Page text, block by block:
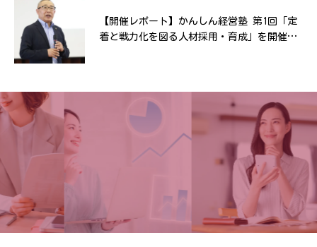
【開催レポート】かんしん経営塾 第1回「定
着と戦力化を図る人材採用・育成」を開催い
化方式「TLS1.0／1.1」のサポート終了につい